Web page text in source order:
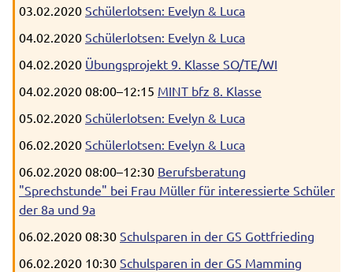
03.02.2020 Schülerlotsen: Evelyn & Luca
04.02.2020 Schülerlotsen: Evelyn & Luca
04.02.2020 Übungsprojekt 9. Klasse SO/TE/WI
04.02.2020 08:00–12:15 MINT bfz 8. Klasse
05.02.2020 Schülerlotsen: Evelyn & Luca
06.02.2020 Schülerlotsen: Evelyn & Luca
06.02.2020 08:00–12:30 Berufsberatung
"Sprechstunde" bei Frau Müller für interessierte Schüler
der 8a und 9a
06.02.2020 08:30 Schulsparen in der GS Gottfrieding
06.02.2020 10:30 Schulsparen in der GS Mamming